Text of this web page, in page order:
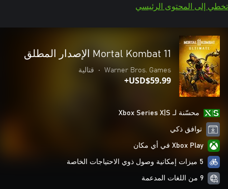
تخطي إلى المحتوى الرئيسي
Mortal Kombat 11 الإصدار المطلق
Warner Bros. Games
• قتالية
USD$59.99+
محسّنة لـ Xbox Series X|S
توافق ذكي
Xbox Play في أي مكان
5 ميزات إمكانية وصول ذوي الاحتياجات الخاصة
9 من اللغات المدعمة